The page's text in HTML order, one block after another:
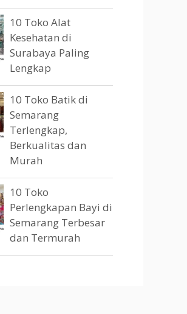
10 Toko Alat
Kesehatan di
Surabaya Paling
Lengkap
10 Toko Batik di
Semarang
Terlengkap,
Berkualitas dan
Murah
10 Toko
Perlengkapan Bayi di
Semarang Terbesar
dan Termurah